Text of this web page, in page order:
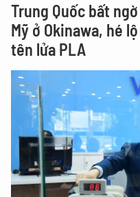
Trung Quốc bất
Mỹ ở Okinawa, hé
tên lửa PLA